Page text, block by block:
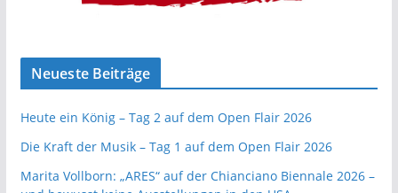
Neueste Beiträge
Heute ein König – Tag 2 auf dem Open Flair 2026
Die Kraft der Musik – Tag 1 auf dem Open Flair 2026
Marita Vollborn: „ARES“ auf der Chianciano Biennale 2026 –